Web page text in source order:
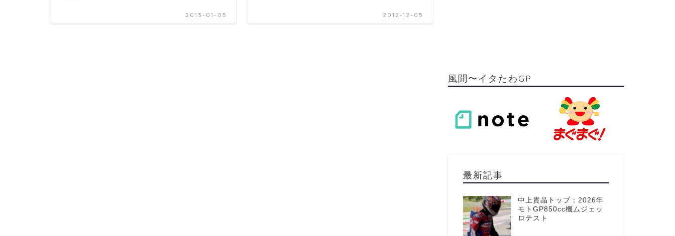
2013-01-05 2012-12-05
風聞〜イタたわGP
最新記事
中上貴晶トップ：2026年
モトGP850cc機ムジェッ
ロテスト